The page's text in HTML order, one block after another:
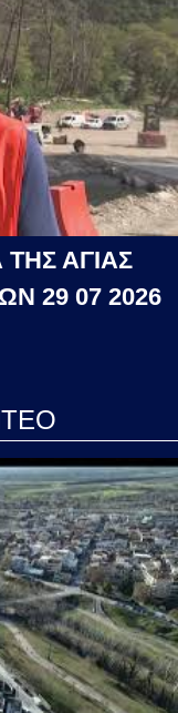
ΑΓΙΑΣ
29 07 2026